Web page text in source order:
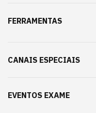
FERRAMENTAS
CANAIS ESPECIAIS
EVENTOS EXAME